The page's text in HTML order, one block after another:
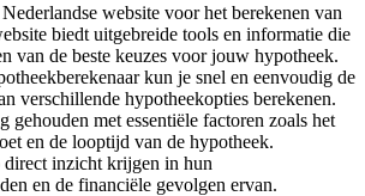
website voor het berekenen van
biedt uitgebreide tools en informatie die
van de beste keuzes voor jouw hypotheek.
kun je snel en eenvoudig de
verschillende hypotheekopties berekenen.
met essentiële factoren zoals het
en de looptijd van de hypotheek.
direct inzicht krijgen in hun
en de financiële gevolgen ervan.